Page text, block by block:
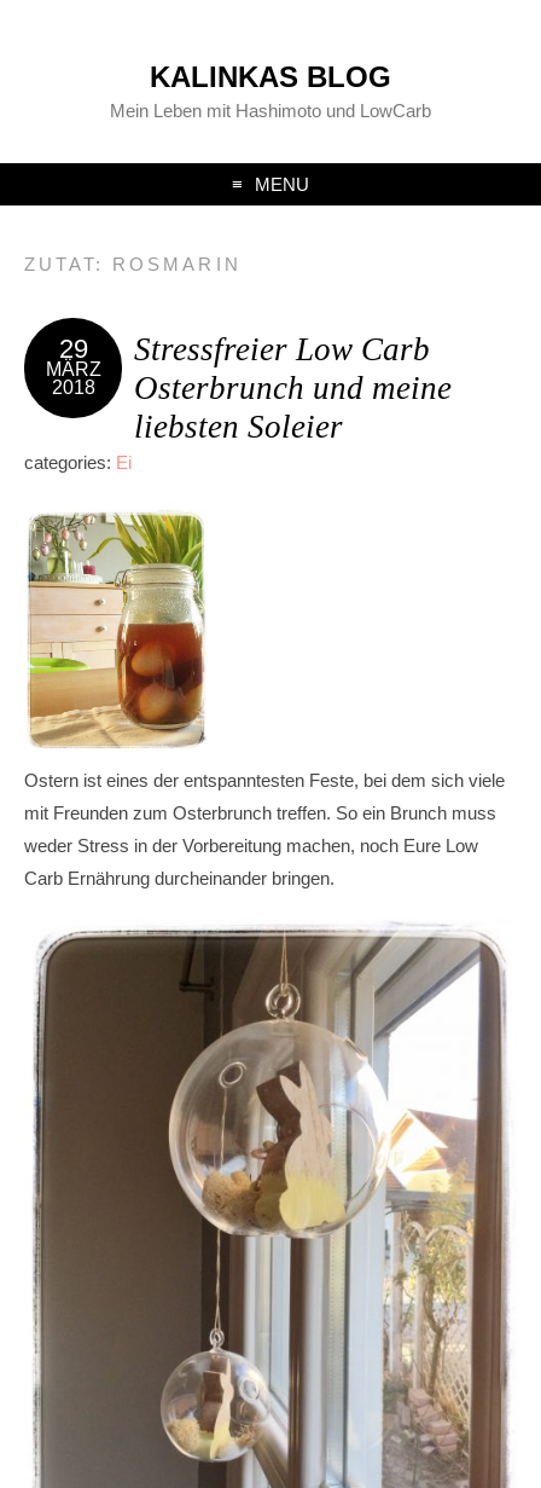
KALINKAS BLOG
Mein Leben mit Hashimoto und LowCarb
MENU
ZUTAT: ROSMARIN
29
MÄRZ
2018
Stressfreier Low Carb
Osterbrunch und meine
liebsten Soleier
categories: Ei
Ostern ist eines der entspanntesten Feste, bei dem sich viele
mit Freunden zum Osterbrunch treffen. So ein Brunch muss
weder Stress in der Vorbereitung machen, noch Eure Low
Carb Ernährung durcheinander bringen.